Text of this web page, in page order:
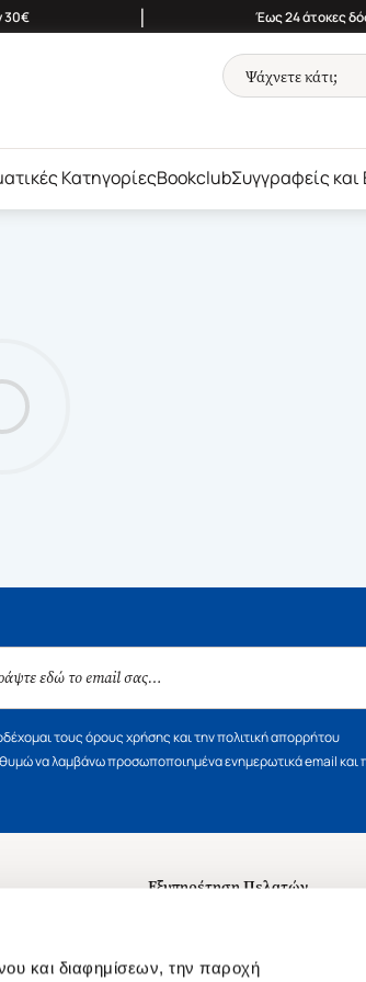
και διαφημίσεων, την παροχή
30€ | Έως 24 άτοκες
ΚατηγορίεςBookclubΣυγγραφείς και
τους όρους χρήσης και την πολιτική απορρήτου
να λαμβάνω προσωποποιημένα ενημερωτικά email και
Εξυπηρέτηση Πελατών